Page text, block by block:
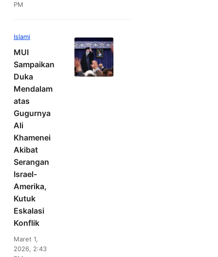
PM
Islami
MUI
Sampaikan
Duka
Mendalam
atas
Gugurnya
Ali
Khamenei
Akibat
Serangan
Israel-
Amerika,
Kutuk
Eskalasi
Konflik
Maret 1,
2026, 2:43